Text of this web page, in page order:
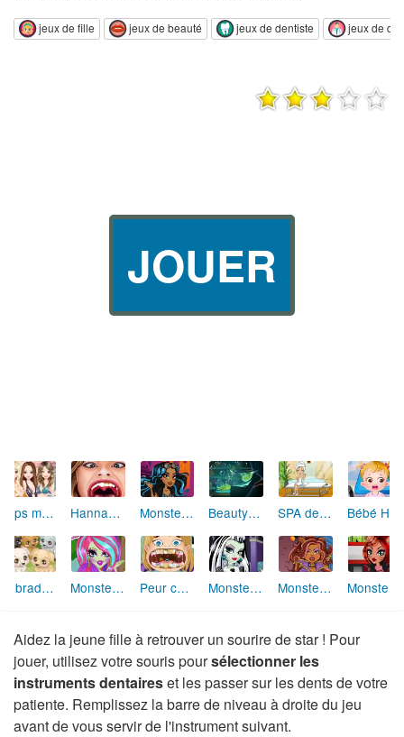
jeux de fille jeux de beauté jeux de dentiste jeux de
JOUER
Tops modèles sous les tropiques Hannah Montana chez le dentiste Monster High : Robecca Steam (maquillage) Beauty Potion SPA des célébrités
Labrador Care Monster High : Venus McFlytrap (coiffure) Peur chez le dentiste Monster High : Frankie Stein (beauté) Monster High : Clawdeen Wolf (habillage)
Aidez la jeune fille à retrouver un sourire de star ! Pour
jouer, utilisez votre souris poursélectionner les
instruments dentaireset les passer sur les dents de votre
patiente. Remplissez la barre de niveau à droite du jeu
avant de vous servir de l'instrument suivant.